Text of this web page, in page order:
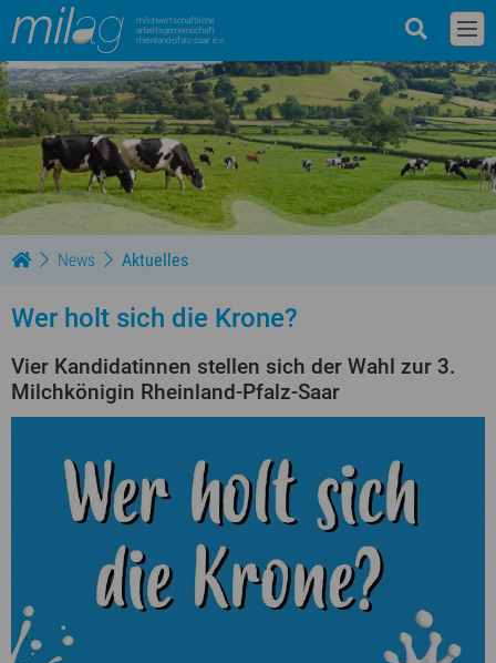
milchwirtschaftliche
arbeitsgemeinschaft
rheinland-pfalz-saar e.v.
News Aktuelles
Wer holt sich die Krone?
Vier Kandidatinnen stellen sich der Wahl zur 3.
Milchkönigin Rheinland-Pfalz-Saar